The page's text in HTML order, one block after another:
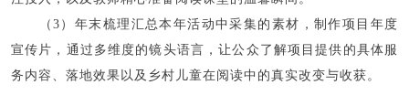
（3）年末梳理汇总本年活动中采集的素材，制作项目年度
宣传片，通过多维度的镜头语言，让公众了解项目提供的具体服
务内容、落地效果以及乡村儿童在阅读中的真实改变与收获。